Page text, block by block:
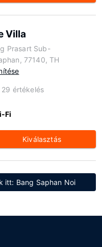
Villa
Prasart Sub-
77140, TH
29 értékelés
Fi
Kiválasztás
itt: Bang Saphan Noi